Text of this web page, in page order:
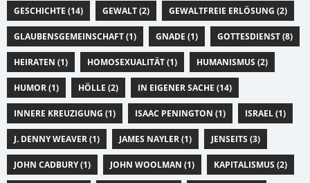
GESCHICHTE (14) GEWALT (2) GEWALTFREIE ERLÖSUNG (2)
GLAUBENSGEMEINSCHAFT (1) GNADE (1) GOTTESDIENST (8)
HEIRATEN (1) HOMOSEXUALITÄT (1) HUMANISMUS (2)
HUMOR (1) HÖLLE (2) IN EIGENER SACHE (14)
INNERE KREUZIGUNG (1) ISAAC PENINGTON (1) ISRAEL (1)
J. DENNY WEAVER (1) JAMES NAYLER (1) JENSEITS (3)
JOHN CADBURY (1) JOHN WOOLMAN (1) KAPITALISMUS (2)